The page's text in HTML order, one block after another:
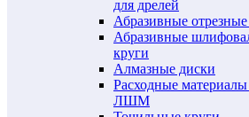
для дрелей
Абразивные
Абразивные
круги
Алмазные диски
Расходные
ЛШМ